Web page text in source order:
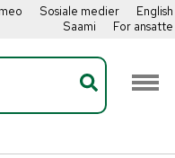
Sosiale medier
English
Saami
For ansatte